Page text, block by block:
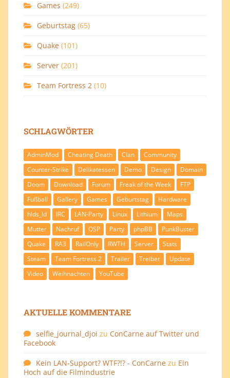
Games (249)
Geburtstag (65)
Quake (101)
Server (201)
Team Fortress 2 (10)
SCHLAGWÖRTER
AdminMod Cheating Death Clan
Community
Counter-Strike
Delikatessen Demo Design
Domain
Doom
Download Forum Freak of the Week
FTP
Fußball
Gallery Games Geburtstag
Hardware
hlds_ld
IRC LAN-Party Linux Lithium
Maps
Mutter
Nachruf OSP Party phpBB
PunkBuster
Quake
RA3 RailOnly RWTH Server
Stats
Steam
Team Fortress 2 Trailer Treiber
Update
Video
Weihnachten YouTube
AKTUELLE KOMMENTARE
selfie_journal_djoi zu ConCarne auf Twitter und
Facebook
Kein LAN-Support? WTF?!? - ConCarne zu Ein
Hoch auf die Filmindustrie